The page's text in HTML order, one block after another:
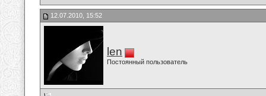
12.07.2010, 15:52
len
Постоянный пользователь